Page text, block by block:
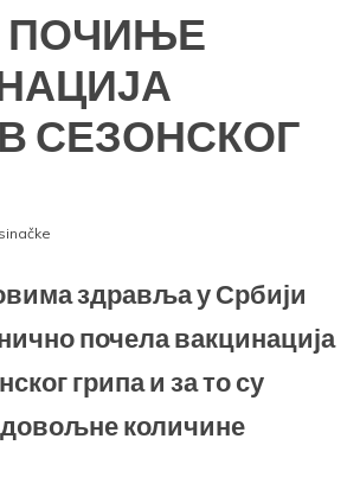
ПОЧИЊЕ
СЕЗОНСКОГ
здравља у Србији
почела вакцинација
грипа и за то су
количине